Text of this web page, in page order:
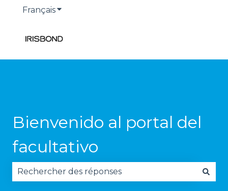
FrançaisAfficher le sous-menu pour les
Bienvenido al portal del
facultativo